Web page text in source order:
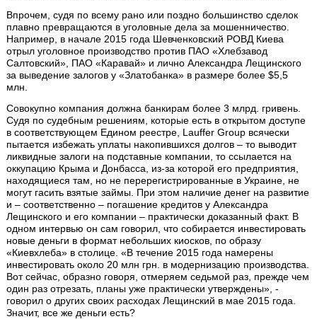
Впрочем, судя по всему рано или поздно большинство сделок
плавно превращаются в уголовные дела за мошенничество.
Например, в начале 2015 года Шевченковский РОВД Киева
отрыл уголовное производство против ПАО «Хлебзавод
Салтовский», ПАО «Каравай» и лично Александра Лещинского
за выведение залогов у «Златобанка» в размере более $5,5
млн.
Совокупно компания должна банкирам более 3 млрд. гривень.
Судя по судебным решениям, которые есть в открытом доступе
в соответствующем Едином реестре, Lauffer Group всячески
пытается избежать уплаты накопившихся долгов – то выводит
ликвидные залоги на подставные компании, то ссылается на
оккупацию Крыма и Донбасса, из-за которой его предприятия,
находящиеся там, но не перерегистрированные в Украине, не
могут гасить взятые займы. При этом наличие денег на развитие
и – соответственно – погашение кредитов у Александра
Лещинского и его компании – практически доказанный факт. В
одном интервью он сам говорил, что собирается инвестировать
новые деньги в формат небольших киосков, по образу
«Киевхлеба» в столице. «В течение 2015 года намерены
инвестировать около 20 млн грн. в модернизацию производства.
Вот сейчас, образно говоря, отмеряем седьмой раз, прежде чем
один раз отрезать, планы уже практически утверждены», -
говорил о других своих расходах Лещинский в мае 2015 года.
Значит, все же деньги есть?